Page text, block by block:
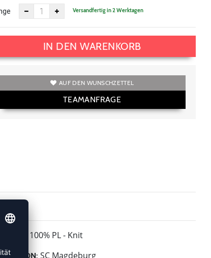
Versandfertig in 2 Werktagen
IN DEN WARENKORB
AUF DEN WUNSCHZETTEL
TEAMANFRAGE
100% PL - Knit
SC Magdeburg